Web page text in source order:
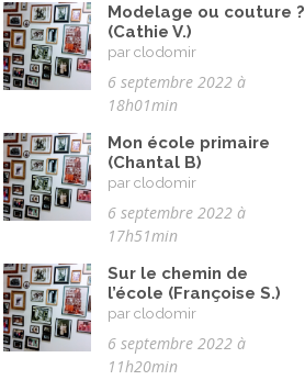
Modelage ou couture ?
(Cathie V.)
par clodomir
6 septembre 2022 à
18h01min
Mon école primaire
(Chantal B)
par clodomir
6 septembre 2022 à
17h51min
Sur le chemin de
l’école (Françoise S.)
par clodomir
6 septembre 2022 à
11h20min